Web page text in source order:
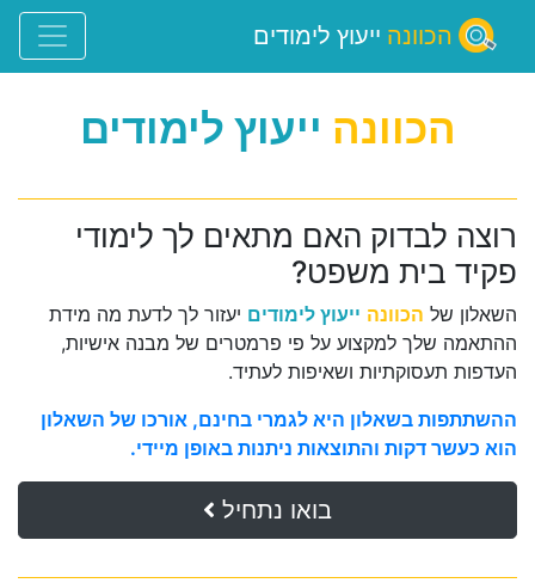
הכוונה ייעוץ לימודים
הכוונה ייעוץ לימודים
רוצה לבדוק האם מתאים לך לימודי
פקיד בית משפט?
השאלון של הכוונה ייעוץ לימודים יעזור לך לדעת מה מידת
ההתאמה שלך למקצוע על פי פרמטרים של מבנה אישיות,
העדפות תעסוקתיות ושאיפות לעתיד.
ההשתתפות בשאלון היא לגמרי בחינם, אורכו של השאלון
הוא כעשר דקות והתוצאות ניתנות באופן מיידי.
בואו נתחיל